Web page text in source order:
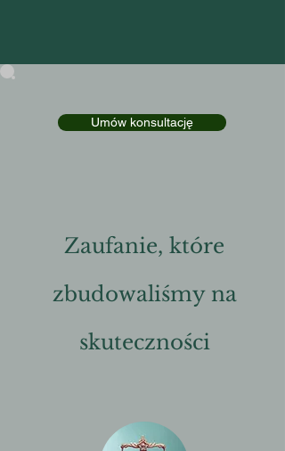
Umów konsultację
Zaufanie, które
zbudowaliśmy na
skuteczności